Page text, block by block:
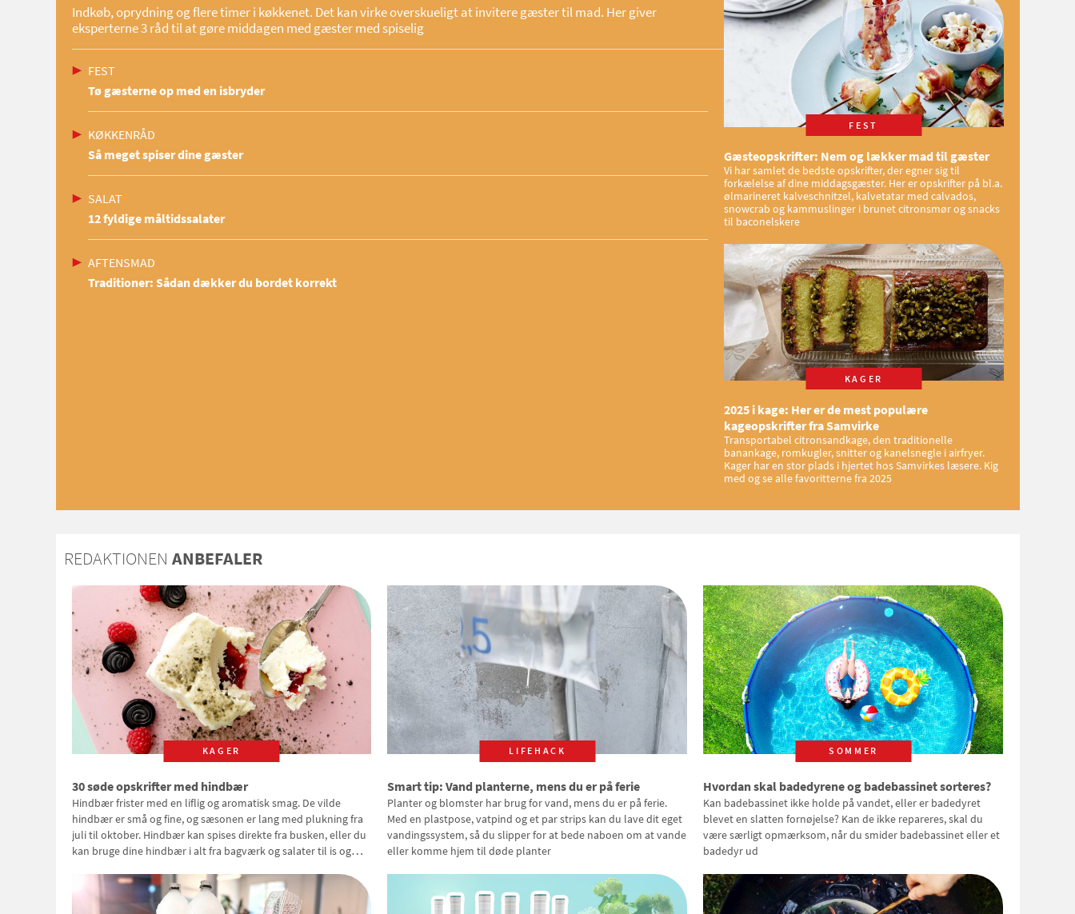
Indkøb, oprydning og flere timer i køkkenet. Det kan virke overskueligt at invitere gæster til mad. Her giver
eksperterne 3 råd til at gøre middagen med gæster med spiselig
FEST
Tø gæsterne op med en isbryder
KØKKENRÅD
Så meget spiser dine gæster
SALAT
12 fyldige måltidssalater
AFTENSMAD
Traditioner: Sådan dækker du bordet korrekt
FEST
Gæsteopskrifter: Nem og lækker mad til gæster
Vi har samlet de bedste opskrifter, der egner sig til
forkælelse af dine middagsgæster. Her er opskrifter på bl.a.
ølmarineret kalveschnitzel, kalvetatar med calvados,
snowcrab og kammuslinger i brunet citronsmør og snacks
til baconelskere
KAGER
2025 i kage: Her er de mest populære
kageopskrifter fra Samvirke
Transportabel citronsandkage, den traditionelle
banankage, romkugler, snitter og kanelsnegle i airfryer.
Kager har en stor plads i hjertet hos Samvirkes læsere. Kig
med og se alle favoritterne fra 2025
REDAKTIONEN ANBEFALER
KAGER
30 søde opskrifter med hindbær
Hindbær frister med en liflig og aromatisk smag. De vilde
hindbær er små og fine, og sæsonen er lang med plukning fra
juli til oktober. Hindbær kan spises direkte fra busken, eller du
kan bruge dine hindbær i alt fra bagværk og salater til is og
LIFEHACK
Smart tip: Vand planterne, mens du er på ferie
Planter og blomster har brug for vand, mens du er på ferie.
Med en plastpose, vatpind og et par strips kan du lave dit eget
vandingssystem, så du slipper for at bede naboen om at vande
eller komme hjem til døde planter
SOMMER
Hvordan skal badedyrene og badebassinet sorteres?
Kan badebassinet ikke holde på vandet, eller er badedyret
blevet en slatten fornøjelse? Kan de ikke repareres, skal du
være særligt opmærksom, når du smider badebassinet eller et
badedyr ud